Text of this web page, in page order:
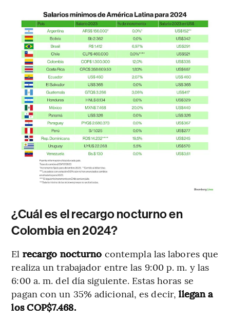
¿Cuál es el recargo nocturno en
Colombia en 2024?
El recargo nocturno contempla las labores que
realiza un trabajador entre las 9:00 p. m. y las
6:00 a. m. del día siguiente. Estas horas se
pagan con un 35% adicional, es decir, llegan a
los COP$7.468.